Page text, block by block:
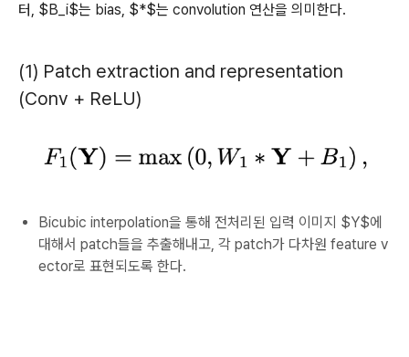
터, $B_i$는 bias, $*$는 convolution 연산을 의미한다.
(1) Patch extraction and representation
(Conv + ReLU)
Bicubic interpolation을 통해 전처리된 입력 이미지 $Y$에
대해서 patch들을 추출해내고, 각 patch가 다차원 feature v
ector로 표현되도록 한다.